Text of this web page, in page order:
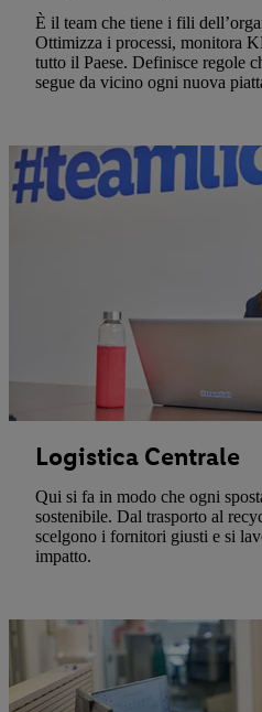
È il team che tiene i fili
Ottimizza i processi, monitora
tutto il Paese. Definisce regole
segue da vicino ogni nuova
Logistica Centrale
Qui si fa in modo che ogni
sostenibile. Dal trasporto al
scelgono i fornitori giusti e si
impatto.